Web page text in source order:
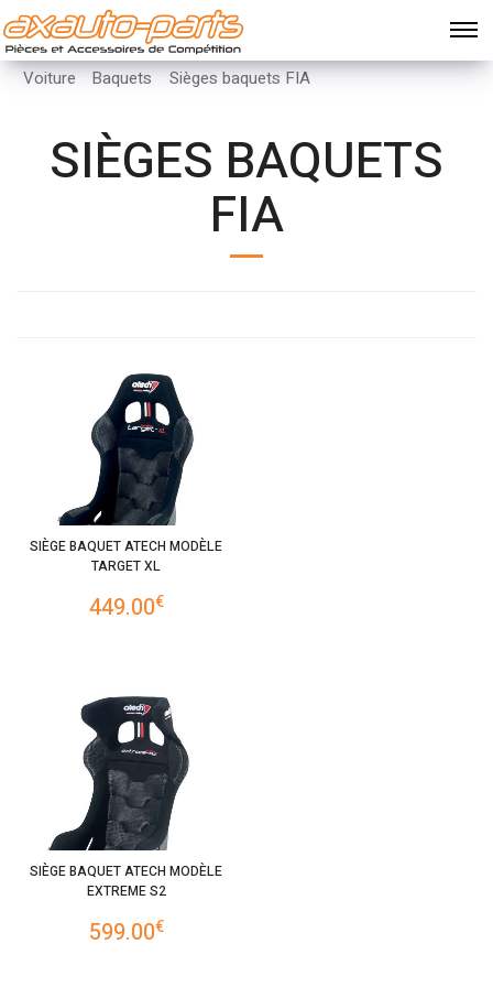
Voiture Baquets Sièges baquets FIA
SIÈGES BAQUETS
FIA
SIÈGE BAQUET ATECH MODÈLE
TARGET XL
449.00€
SIÈGE BAQUET ATECH MODÈLE
EXTREME S2
599.00€